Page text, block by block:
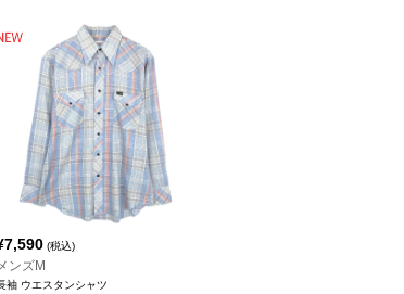
7,590 (税込)
ンズM
袖 ウエスタンシャツ